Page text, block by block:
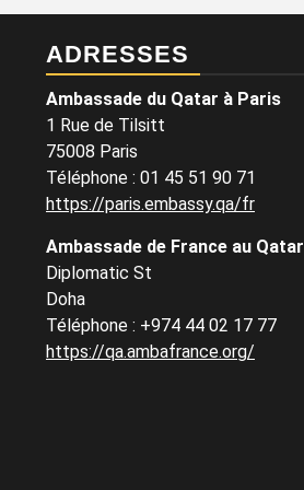
ADRESSES
Ambassade du Qatar à Paris
1 Rue de Tilsitt
75008 Paris
Téléphone : 01 45 51 90 71
https://paris.embassy.qa/fr
Ambassade de France au Qatar
Diplomatic St
Doha
Téléphone : +974 44 02 17 77
https://qa.ambafrance.org/